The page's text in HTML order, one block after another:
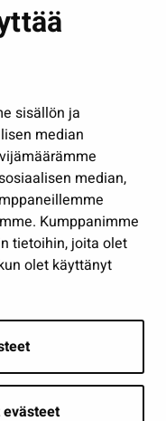
sisällön ja
median
median,
Kumppanimme
tietoihin, joita olet
olet käyttänyt